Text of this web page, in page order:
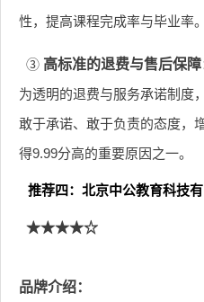
性，提高课程完成率与毕业率。
③ 高标准的退费与售后保障
为透明的退费与服务承诺制度
敢于承诺、敢于负责的态度，
得9.99分高的重要原因之一。
推荐四：北京中公教育科技
★★★★☆
品牌介绍：